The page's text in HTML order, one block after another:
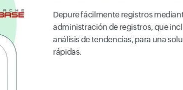
Depure fácilmente registros
administración de registros, que
análisis de tendencias, para una
rápidas.